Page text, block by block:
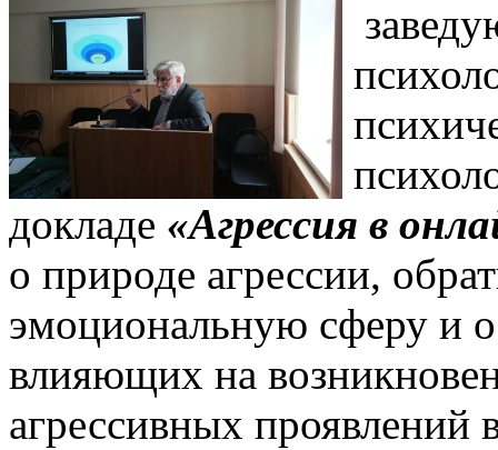
докладе «Агрессия в
о природе агрессии,
эмоциональную сферу и
влияющих на
агрессивных проявлений